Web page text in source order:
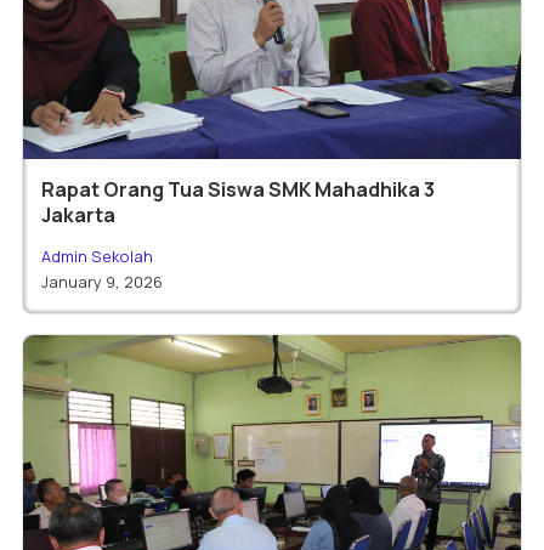
Rapat Orang Tua Siswa SMK Mahadhika 3
Jakarta
Admin Sekolah
January 9, 2026